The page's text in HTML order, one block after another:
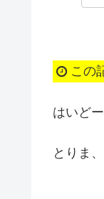
この
はいど
とりま